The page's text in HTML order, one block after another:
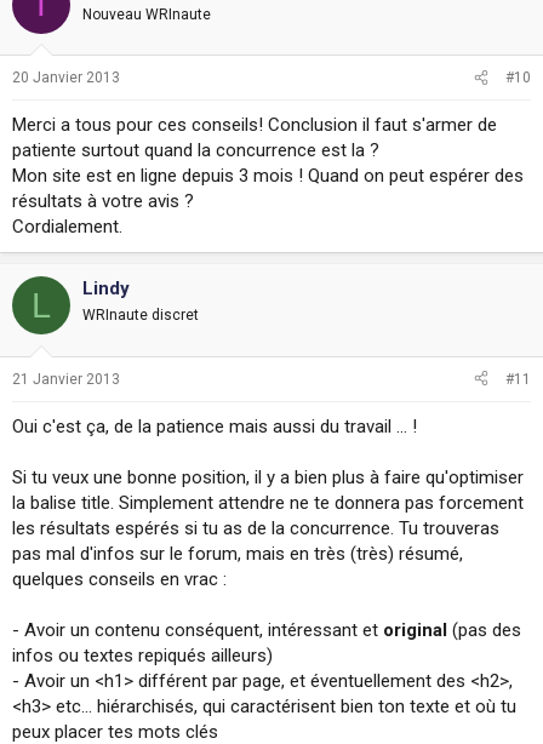
Nouveau WRInaute
20 Janvier 2013 #10
Merci a tous pour ces conseils! Conclusion il faut s'armer de
patiente surtout quand la concurrence est la ?
Mon site est en ligne depuis 3 mois ! Quand on peut espérer des
résultats à votre avis ?
Cordialement.
L Lindy
WRInaute discret
21 Janvier 2013 #11
Oui c'est ça, de la patience mais aussi du travail ... !
Si tu veux une bonne position, il y a bien plus à faire qu'optimiser
la balise title. Simplement attendre ne te donnera pas forcement
les résultats espérés si tu as de la concurrence. Tu trouveras
pas mal d'infos sur le forum, mais en très (très) résumé,
quelques conseils en vrac :
- Avoir un contenu conséquent, intéressant et original (pas des
infos ou textes repiqués ailleurs)
- Avoir un <h1> différent par page, et éventuellement des <h2>,
<h3> etc... hiérarchisés, qui caractérisent bien ton texte et où tu
peux placer tes mots clés